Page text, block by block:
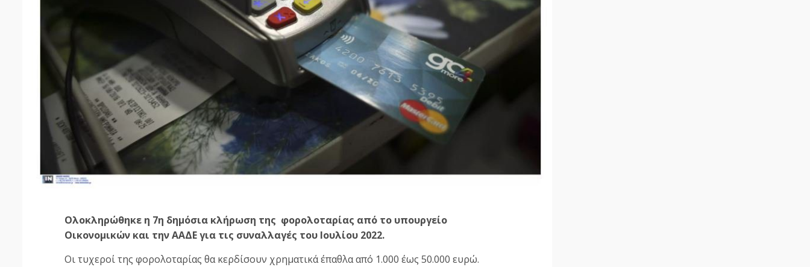
Ολοκληρώθηκε η 7η δημόσια κλήρωση της φορολοταρίας από το υπουργείο
Οικονομικών και την ΑΑΔΕ για τις συναλλαγές του Ιουλίου 2022.
Οι τυχεροί της φορολοταρίας θα κερδίσουν χρηματικά έπαθλα από 1.000 έως 50.000 ευρώ.